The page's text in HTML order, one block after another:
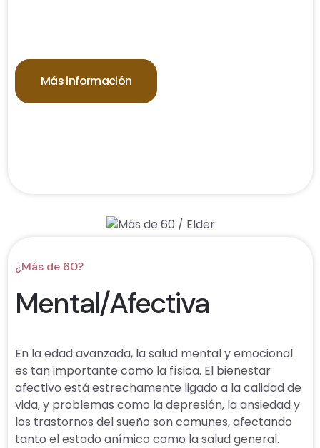
Más información
¿Más de 60?
Mental/Afectiva
En la edad avanzada, la salud mental y emocional
es tan importante como la física. El bienestar
afectivo está estrechamente ligado a la calidad de
vida, y problemas como la depresión, la ansiedad y
los trastornos del sueño son comunes, afectando
tanto el estado anímico como la salud general.